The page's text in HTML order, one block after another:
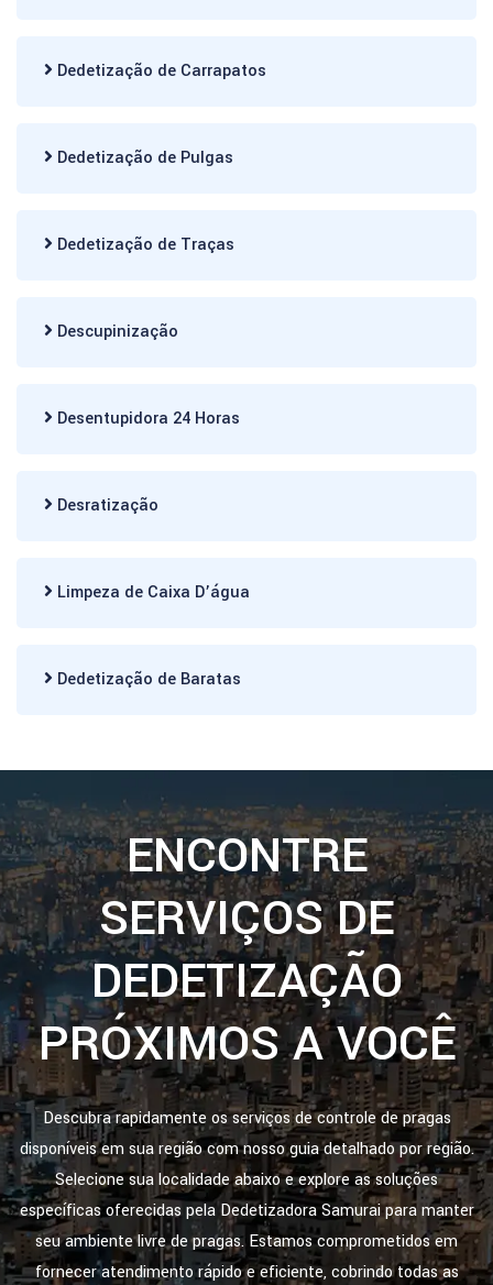
Dedetização de Carrapatos
Dedetização de Pulgas
Dedetização de Traças
Descupinização
Desentupidora 24 Horas
Desratização
Limpeza de Caixa D’água
Dedetização de Baratas
ENCONTRE
SERVIÇOS DE
DEDETIZAÇÃO
PRÓXIMOS A VOCÊ
Descubra rapidamente os serviços de controle de pragas
disponíveis em sua região com nosso guia detalhado por região.
Selecione sua localidade abaixo e explore as soluções
específicas oferecidas pela Dedetizadora Samurai para manter
seu ambiente livre de pragas. Estamos comprometidos em
fornecer atendimento rápido e eficiente, cobrindo todas as